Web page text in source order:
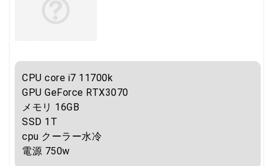
CPU core i7 11700k
GPU GeForce RTX3070
メモリ 16GB
SSD 1T
cpu クーラー水冷
電源 750w